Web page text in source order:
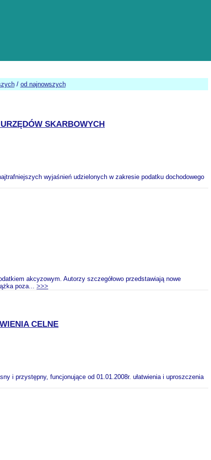
/ od najnowszych
SKARBOWYCH
wyjaśnień udzielonych w zakresie podatku dochodowego
akcyzowym. Autorzy szczegółowo przedstawiają nowe
poza... >>>
CELNE
i przystępny, funcjonujące od 01.01.2008r. ułatwienia i uproszczenia